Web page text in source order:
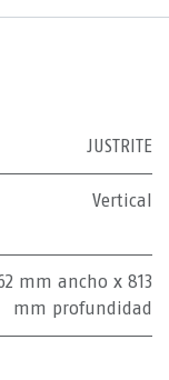
JUSTRITE
Vertical
mm ancho x 813
mm profundidad